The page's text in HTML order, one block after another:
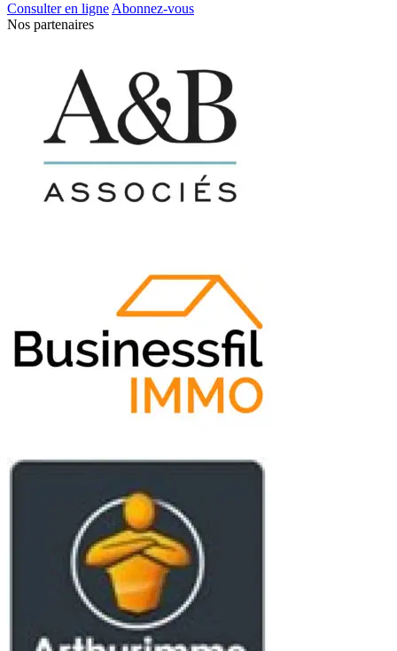
Consulter en ligne Abonnez-vous
Nos partenaires